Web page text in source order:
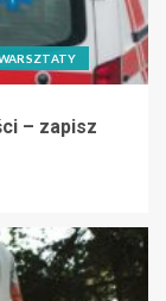
– zapisz